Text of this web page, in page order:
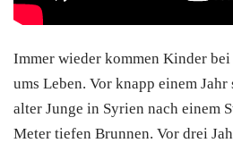
Immer wieder kommen Kinder
ums Leben. Vor knapp einem Jahr
alter Junge in Syrien nach einem
Meter tiefen Brunnen. Vor drei